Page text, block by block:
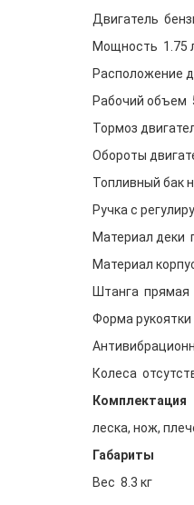
Двигатель
Мощность 1.75
Расположение
Рабочий объем
Тормоз
Обороты
Топливный бак
Ручка с
Материал деки
Материал
Штанга прямая
Форма
Колеса
Комплектация
леска, нож,
Габариты
Вес 8.3 кг